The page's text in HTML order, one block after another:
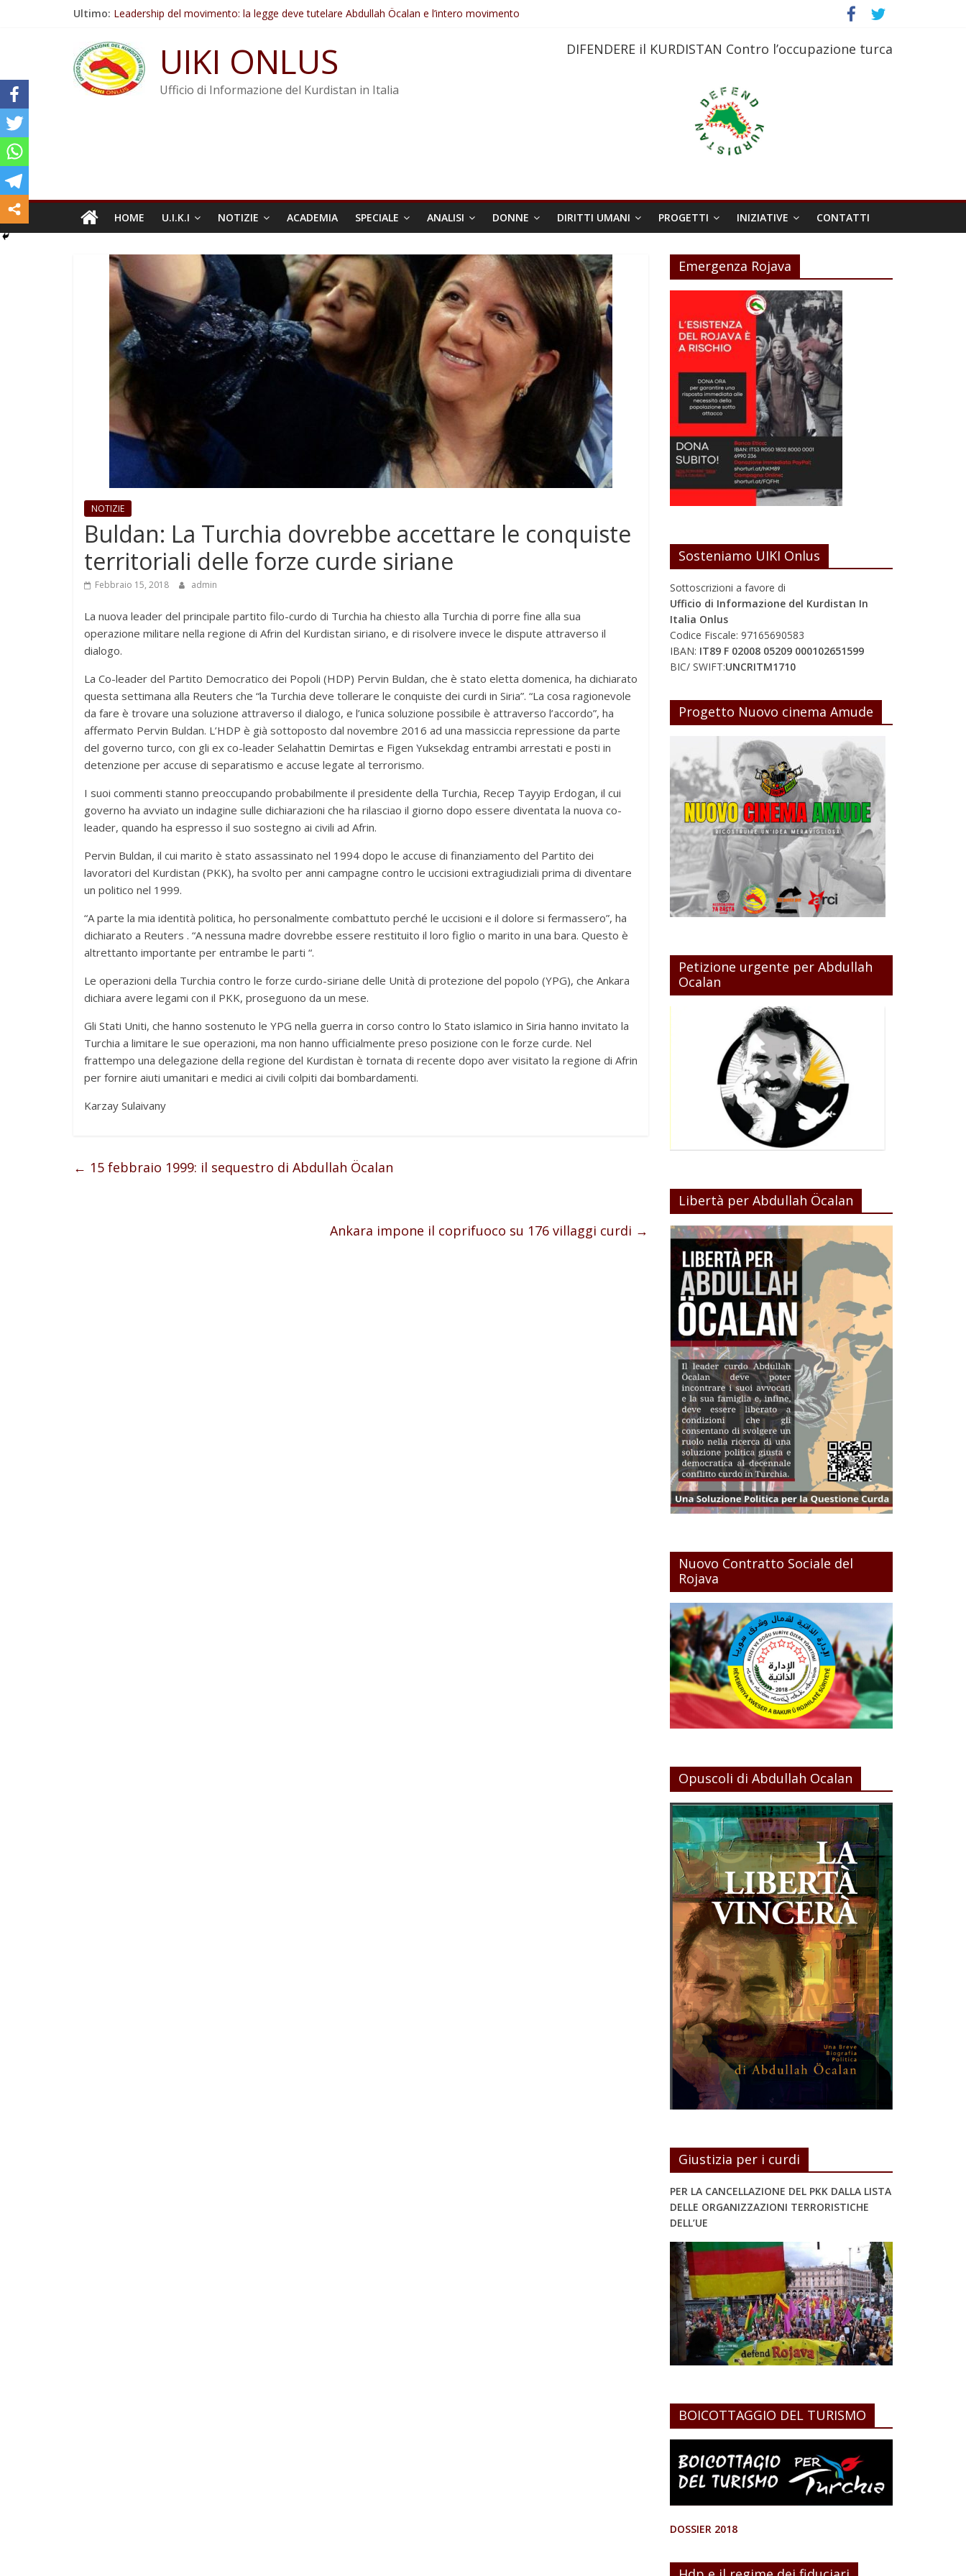
Ultimo: Leadership del movimento: la legge deve tutelare Abdullah Öcalan e l’intero movimento
Non tenere conto della situazione di Rêber Apo ostacolerebbe l’attuazione della legge
Il KNK chiede un’azione internazionale contro i crimini di guerra dell’Iran
Abdullah Öcalan: Le legge negativa deve essere trasformata in legge positiva
UIKI ONLUS
Ufficio di Informazione del Kurdistan in Italia
DIFENDERE il KURDISTAN Contro l’occupazione turca
HOME U.I.K.I NOTIZIE ACADEMIA SPECIALE ANALISI DONNE DIRITTI UMANI PROGETTI INIZIATIVE CONTATTI
NOTIZIE
Buldan: La Turchia dovrebbe accettare le conquiste
territoriali delle forze curde siriane
Febbraio 15, 2018 admin
La nuova leader del principale partito filo-curdo di Turchia ha chiesto alla Turchia di porre fine alla sua
operazione militare nella regione di Afrin del Kurdistan siriano, e di risolvere invece le dispute attraverso il
dialogo.
La Co-leader del Partito Democratico dei Popoli (HDP) Pervin Buldan, che è stato eletta domenica, ha dichiarato
questa settimana alla Reuters che “la Turchia deve tollerare le conquiste dei curdi in Siria”. “La cosa ragionevole
da fare è trovare una soluzione attraverso il dialogo, e l’unica soluzione possibile è attraverso l’accordo”, ha
affermato Pervin Buldan. L’HDP è già sottoposto dal novembre 2016 ad una massiccia repressione da parte
del governo turco, con gli ex co-leader Selahattin Demirtas e Figen Yuksekdag entrambi arrestati e posti in
detenzione per accuse di separatismo e accuse legate al terrorismo.
I suoi commenti stanno preoccupando probabilmente il presidente della Turchia, Recep Tayyip Erdogan, il cui
governo ha avviato un indagine sulle dichiarazioni che ha rilasciao il giorno dopo essere diventata la nuova co-
leader, quando ha espresso il suo sostegno ai civili ad Afrin.
Pervin Buldan, il cui marito è stato assassinato nel 1994 dopo le accuse di finanziamento del Partito dei
lavoratori del Kurdistan (PKK), ha svolto per anni campagne contro le uccisioni extragiudiziali prima di diventare
un politico nel 1999.
“A parte la mia identità politica, ho personalmente combattuto perché le uccisioni e il dolore si fermassero”, ha
dichiarato a Reuters . “A nessuna madre dovrebbe essere restituito il loro figlio o marito in una bara. Questo è
altrettanto importante per entrambe le parti “.
Le operazioni della Turchia contro le forze curdo-siriane delle Unità di protezione del popolo (YPG), che Ankara
dichiara avere legami con il PKK, proseguono da un mese.
Gli Stati Uniti, che hanno sostenuto le YPG nella guerra in corso contro lo Stato islamico in Siria hanno invitato la
Turchia a limitare le sue operazioni, ma non hanno ufficialmente preso posizione con le forze curde. Nel
frattempo una delegazione della regione del Kurdistan è tornata di recente dopo aver visitato la regione di Afrin
per fornire aiuti umanitari e medici ai civili colpiti dai bombardamenti.
Karzay Sulaivany
← 15 febbraio 1999: il sequestro di Abdullah Öcalan
Ankara impone il coprifuoco su 176 villaggi curdi →
Emergenza Rojava
Sosteniamo UIKI Onlus
Sottoscrizioni a favore di
Ufficio di Informazione del Kurdistan In
Italia Onlus
Codice Fiscale: 97165690583
IBAN: IT89 F 02008 05209 000102651599
BIC/ SWIFT:UNCRITM1710
Progetto Nuovo cinema Amude
Petizione urgente per Abdullah
Ocalan
Libertà per Abdullah Öcalan
Nuovo Contratto Sociale del
Rojava
Opuscoli di Abdullah Ocalan
Giustizia per i curdi
PER LA CANCELLAZIONE DEL PKK DALLA LISTA
DELLE ORGANIZZAZIONI TERRORISTICHE
DELL’UE
BOICOTTAGGIO DEL TURISMO
DOSSIER 2018